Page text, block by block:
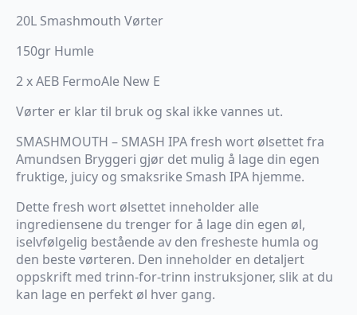
20L Smashmouth Vørter
150gr Humle
2 x AEB FermoAle New E
Vørter er klar til bruk og skal ikke vannes ut.
SMASHMOUTH – SMASH IPA fresh wort ølsettet fra
Amundsen Bryggeri gjør det mulig å lage din egen
fruktige, juicy og smaksrike Smash IPA hjemme.
Dette fresh wort ølsettet inneholder alle
ingrediensene du trenger for å lage din egen øl,
iselvfølgelig bestående av den fresheste humla og
den beste vørteren. Den inneholder en detaljert
oppskrift med trinn-for-trinn instruksjoner, slik at du
kan lage en perfekt øl hver gang.